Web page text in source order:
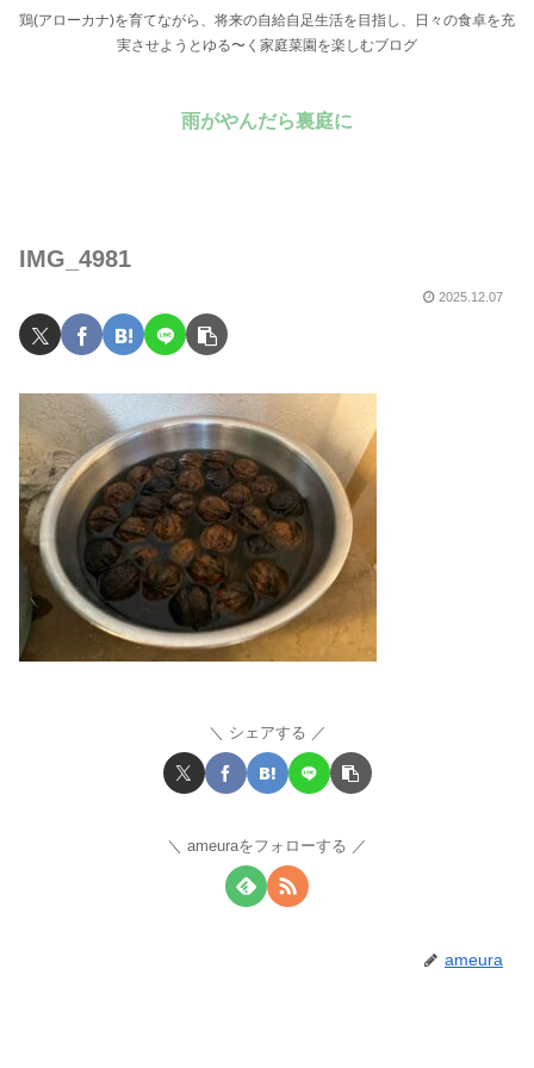
鶏(アローカナ)を育てながら、将来の自給自足生活を目指し、日々の食卓を充
実させようとゆる〜く家庭菜園を楽しむブログ
雨がやんだら裏庭に
IMG_4981
2025.12.07
シェアする
ameuraをフォローする
ameura